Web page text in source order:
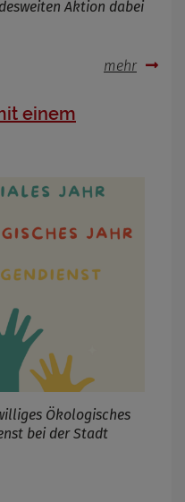
Aktion dabei
mehr
einem
Ökologisches
bei der Stadt